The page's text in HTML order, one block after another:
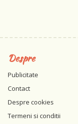
Despre
Publicitate
Contact
Despre cookies
Termeni si conditii